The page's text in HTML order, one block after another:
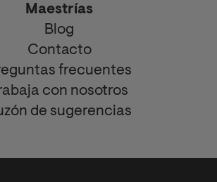
Maestrías
Blog
Contacto
frecuentes
con nosotros
de sugerencias